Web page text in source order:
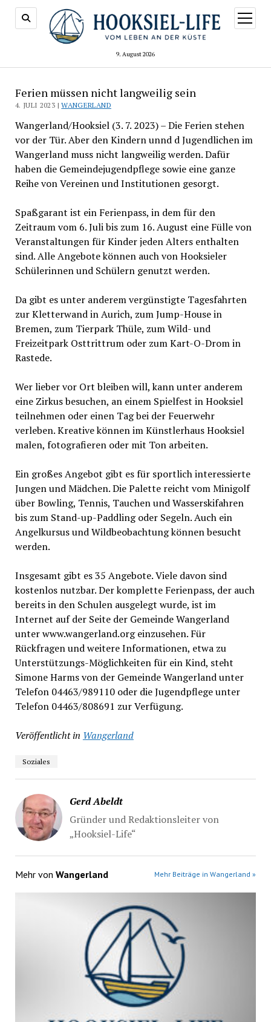
9. August 2026
Menü
öffnen
Ferien müssen nicht langweilig sein
4. JULI 2023 |WANGERLAND
Wangerland/Hooksiel (3. 7. 2023) – Die Ferien stehen
vor der Tür. Aber den Kindern unnd d Jugendlichen im
Wangerland muss nicht langweilig werden. Dafür
haben die Gemeindejugendpflege sowie eine ganze
Reihe von Vereinen und Institutionen gesorgt.
Spaßgarant ist ein Ferienpass, in dem für den
Zeitraum vom 6. Juli bis zum 16. August eine Fülle von
Veranstaltungen für Kinder jeden Alters enthalten
sind. Alle Angebote können auch von Hooksieler
Schülerinnen und Schülern genutzt werden.
Da gibt es unter anderem vergünstigte Tagesfahrten
zur Kletterwand in Aurich, zum Jump-House in
Bremen, zum Tierpark Thüle, zum Wild- und
Freizeitpark Osttrittrum oder zum Kart-O-Drom in
Rastede.
Wer lieber vor Ort bleiben will, kann unter anderem
eine Zirkus besuchen, an einem Spielfest in Hooksiel
teilnehmen oder einen Tag bei der Feuerwehr
verleben. Kreative können im Künstlerhaus Hooksiel
malen, fotografieren oder mit Ton arbeiten.
Ein großes Angebot gibt es für sportlich interessierte
Jungen und Mädchen. Die Palette reicht vom Minigolf
über Bowling, Tennis, Tauchen und Wasserskifahren
bis zum Stand-up-Paddling oder Segeln. Auch ein
Angelkursus und Wildbeobachtung können besucht
werden.
Insgesamt gibt es 35 Angebote. Viele davon sind
kostenlos nutzbar. Der komplette Ferienpass, der auch
bereits in den Schulen ausgelegt wurde, ist im
Internet auf der Seite der Gemeinde Wangerland
unter www.wangerland.org einzusehen. Für
Rückfragen und weitere Informationen, etwa zu
Unterstützungs-Möglichkeiten für ein Kind, steht
Simone Harms von der Gemeinde Wangerland unter
Telefon 04463/989110 oder die Jugendpflege unter
Telefon 04463/808691 zur Verfügung.
Veröffentlicht in Wangerland
Soziales
Gerd Abeldt
Gründer und Redaktionsleiter von
„Hooksiel-Life“
Mehr von Wangerland Mehr Beiträge in Wangerland »